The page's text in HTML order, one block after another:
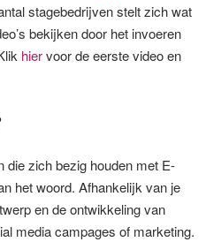
stagebedrijven stelt zich wat
bekijken door het invoeren
hiervoor de eerste video en
die zich bezig houden met E-
het woord. Afhankelijk van je
en de ontwikkeling van
media campages of marketing.